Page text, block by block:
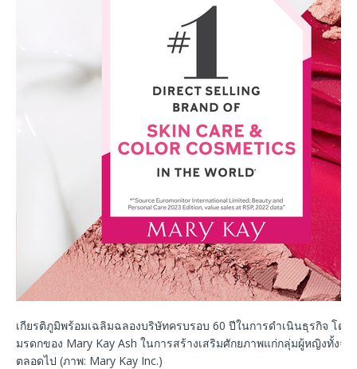
เกียรติภูมิพร้อมเฉลิมฉลองบริษัทครบรอบ 60 ปีในการดำเนินธุรกิจ โดย
มรดกของ Mary Kay Ash ในการสร้างเสริมศักยภาพแก่กลุ่มผู้หญิงทั้งจ
ตลอดไป (ภาพ: Mary Kay Inc.)